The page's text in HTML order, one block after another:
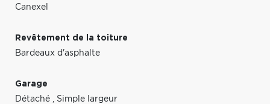
Canexel
Revêtement de la toiture
Bardeaux d'asphalte
Garage
Détaché , Simple largeur